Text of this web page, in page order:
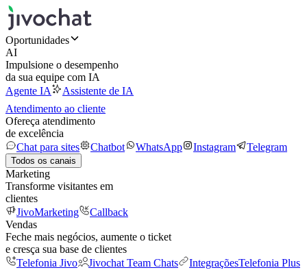
Oportunidades
AI
Impulsione o desempenho
da sua equipe com IA
Agente IA
Assistente de IA
Atendimento ao cliente
Ofereça atendimento
de excelência
Chat para sites
Chatbot WhatsApp Instagram Telegram
Todos os canais
Marketing
Transforme visitantes em
clientes
JivoMarketing
Callback
Vendas
Feche mais negócios, aumente o ticket
e cresça sua base de clientes
Telefonia Jivo
Jivochat Team Chats IntegraçõesTelefonia Plus